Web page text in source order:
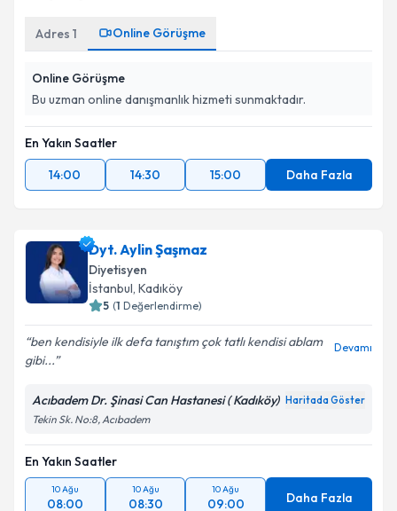
Adres 1 Online Görüşme
Online Görüşme
Bu uzman online danışmanlık hizmeti sunmaktadır.
En Yakın Saatler
14:00
14:30 15:00 Daha Fazla
Dyt. Aylin Şaşmaz
Diyetisyen
İstanbul , Kadıköy
5 (1 Değerlendirme)
ben kendisiyle ilk defa tanıştım çok tatlı kendisi ablam
gibi...
Devamı
Acıbadem Dr. Şinasi Can Hastanesi ( Kadıköy) Haritada Göster
Tekin Sk. No:8, Acıbadem
En Yakın Saatler
10 Ağu
08:00
10 Ağu
08:30
10 Ağu
09:00 Daha Fazla